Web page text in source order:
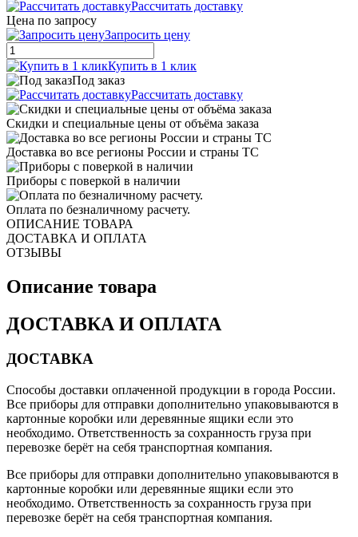
Рассчитать доставку
Цена по запросу
Запросить цену
Купить в 1 клик
Под заказ
Рассчитать доставку
Скидки и специальные цены от объёма заказа
Доставка во все регионы России и страны ТС
Приборы с поверкой в наличии
Оплата по безналичному расчету.
ОПИСАНИЕ ТОВАРА
ДОСТАВКА И ОПЛАТА
ОТЗЫВЫ
Описание товара
ДОСТАВКА И ОПЛАТА
ДОСТАВКА
Способы доставки оплаченной продукции в города России.
Все приборы для отправки дополнительно упаковываются в
картонные коробки или деревянные ящики если это
необходимо. Ответственность за сохранность груза при
перевозке берёт на себя транспортная компания.
Все приборы для отправки дополнительно упаковываются в
картонные коробки или деревянные ящики если это
необходимо. Ответственность за сохранность груза при
перевозке берёт на себя транспортная компания.